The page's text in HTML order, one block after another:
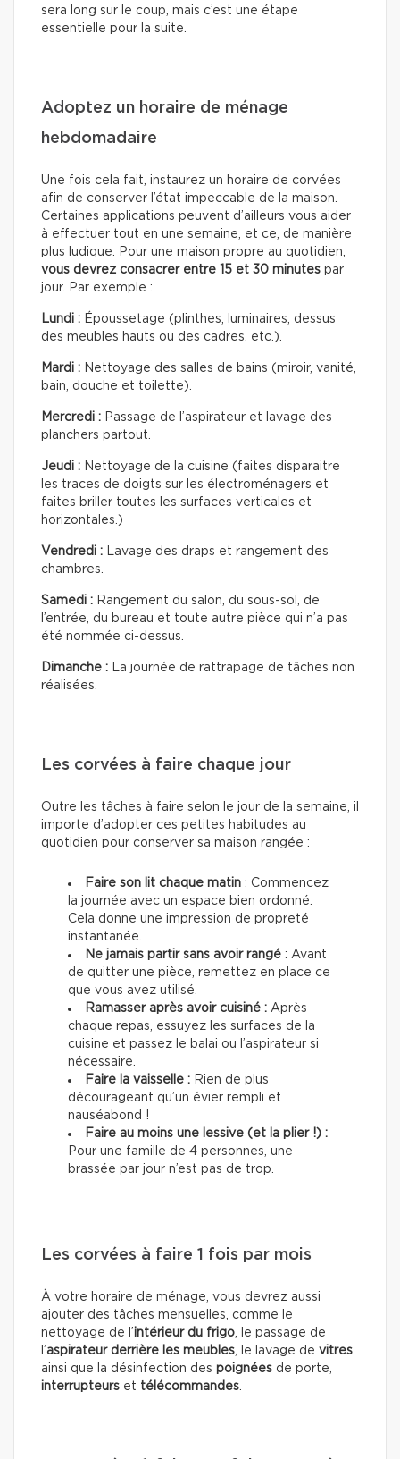
sera long sur le coup, mais c’est une étape
essentielle pour la suite.
Adoptez un horaire de ménage
hebdomadaire
Une fois cela fait, instaurez un horaire de corvées
afin de conserver l’état impeccable de la maison.
Certaines applications peuvent d’ailleurs vous aider
à effectuer tout en une semaine, et ce, de manière
plus ludique. Pour une maison propre au quotidien,
vous devrez consacrer entre 15 et 30 minutes par
jour. Par exemple :
Lundi : Époussetage (plinthes, luminaires, dessus
des meubles hauts ou des cadres, etc.).
Mardi : Nettoyage des salles de bains (miroir, vanité,
bain, douche et toilette).
Mercredi : Passage de l’aspirateur et lavage des
planchers partout.
Jeudi : Nettoyage de la cuisine (faites disparaitre
les traces de doigts sur les électroménagers et
faites briller toutes les surfaces verticales et
horizontales.)
Vendredi : Lavage des draps et rangement des
chambres.
Samedi : Rangement du salon, du sous-sol, de
l’entrée, du bureau et toute autre pièce qui n’a pas
été nommée ci-dessus.
Dimanche : La journée de rattrapage de tâches non
réalisées.
Les corvées à faire chaque jour
Outre les tâches à faire selon le jour de la semaine, il
importe d’adopter ces petites habitudes au
quotidien pour conserver sa maison rangée :
Faire son lit chaque matin : Commencez
la journée avec un espace bien ordonné.
Cela donne une impression de propreté
instantanée.
Ne jamais partir sans avoir rangé : Avant
de quitter une pièce, remettez en place ce
que vous avez utilisé.
Ramasser après avoir cuisiné : Après
chaque repas, essuyez les surfaces de la
cuisine et passez le balai ou l’aspirateur si
nécessaire.
Faire la vaisselle : Rien de plus
décourageant qu’un évier rempli et
nauséabond !
Faire au moins une lessive (et la plier !) :
Pour une famille de 4 personnes, une
brassée par jour n’est pas de trop.
Les corvées à faire 1 fois par mois
À votre horaire de ménage, vous devrez aussi
ajouter des tâches mensuelles, comme le
nettoyage de l’intérieur du frigo , le passage de
l’aspirateur derrière les meubles , le lavage de vitres
ainsi que la désinfection des poignées de porte,
interrupteurs et télécommandes